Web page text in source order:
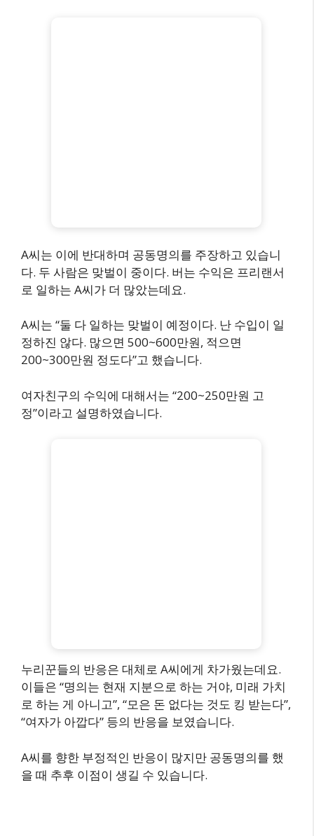
A씨는 이에 반대하며 공동명의를 주장하고 있습니
다. 두 사람은 맞벌이 중이다. 버는 수익은 프리랜서
로 일하는 A씨가 더 많았는데요.
A씨는 “둘 다 일하는 맞벌이 예정이다. 난 수입이 일
정하진 않다. 많으면 500~600만원, 적으면
200~300만원 정도다”고 했습니다.
여자친구의 수익에 대해서는 “200~250만원 고
정”이라고 설명하였습니다.
누리꾼들의 반응은 대체로 A씨에게 차가웠는데요.
이들은 “명의는 현재 지분으로 하는 거야, 미래 가치
로 하는 게 아니고”, “모은 돈 없다는 것도 킹 받는다”,
“여자가 아깝다” 등의 반응을 보였습니다.
A씨를 향한 부정적인 반응이 많지만 공동명의를 했
을 때 추후 이점이 생길 수 있습니다.